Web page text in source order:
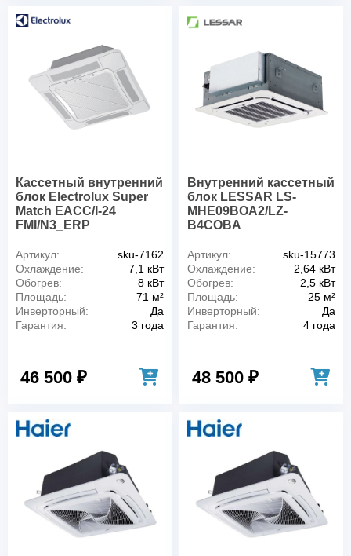
Кассетный внутренний
блок Electrolux Super
Match EACC/I-24
FMI/N3_ERP
Артикул:
sku-7162
Охлаждение:
7,1 кВт
Обогрев:
8 кВт
Площадь:
71 м²
Инверторный:
Да
Гарантия:
3 года
46 500 ₽
Внутренний кассетный
блок LESSAR LS-
MHE09BOA2/LZ-
B4COBA
Артикул:
sku-15773
Охлаждение:
2,64 кВт
Обогрев:
2,5 кВт
Площадь:
25 м²
Инверторный:
Да
Гарантия:
4 года
48 500 ₽